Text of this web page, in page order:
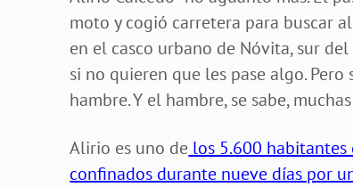
moto y cogió carretera para buscar
en el casco urbano de Nóvita, sur
si no quieren que les pase algo. Pero
hambre. Y el hambre, se sabe,
Alirio es uno de los 5.600 habitantes
confinados durante nueve días por